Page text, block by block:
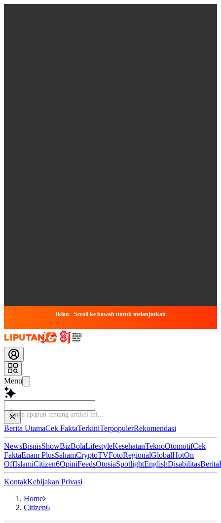
Iklan - Scroll ke bawah untuk melanjutkan
Menu
Berita UtamaCek FaktaTerkiniTerpopulerRekomendasi
NewsBisnisShowBizBolaLifestyleKesehatanTeknoOtomotifCek
FaktaEnam PlusSahamCryptoTVFotoRegionalGlobalHotOn
OffIslamiCitizen6OpiniFeedsOtosiaSpotlightEnglishDisabilitasBerita
KontakKebijakan Privasi
Home
Citizen6